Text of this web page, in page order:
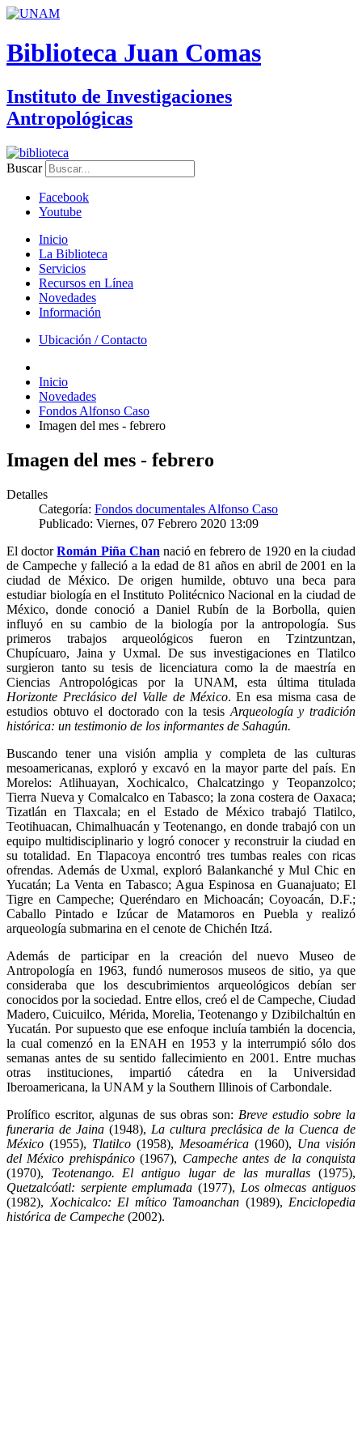
Biblioteca Juan Comas
Instituto de Investigaciones
Antropológicas
Buscar
Facebook
Youtube
Inicio
La Biblioteca
Servicios
Recursos en Línea
Novedades
Información
Ubicación / Contacto
Inicio
Novedades
Fondos Alfonso Caso
Imagen del mes - febrero
Imagen del mes - febrero
Detalles
Categoría: Fondos documentales Alfonso Caso
Publicado: Viernes, 07 Febrero 2020 13:09
El doctor Román Piña Chan nació en febrero de 1920 en la ciudad
de Campeche y falleció a la edad de 81 años en abril de 2001 en la
ciudad de México. De origen humilde, obtuvo una beca para
estudiar biología en el Instituto Politécnico Nacional en la ciudad de
México, donde conoció a Daniel Rubín de la Borbolla, quien
influyó en su cambio de la biología por la antropología. Sus
primeros trabajos arqueológicos fueron en Tzintzuntzan,
Chupícuaro, Jaina y Uxmal. De sus investigaciones en Tlatilco
surgieron tanto su tesis de licenciatura como la de maestría en
Ciencias Antropológicas por la UNAM, esta última titulada
Horizonte Preclásico del Valle de México. En esa misma casa de
estudios obtuvo el doctorado con la tesis Arqueología y tradición
histórica: un testimonio de los informantes de Sahagún.
Buscando tener una visión amplia y completa de las culturas
mesoamericanas, exploró y excavó en la mayor parte del país. En
Morelos: Atlihuayan, Xochicalco, Chalcatzingo y Teopanzolco;
Tierra Nueva y Comalcalco en Tabasco; la zona costera de Oaxaca;
Tizatlán en Tlaxcala; en el Estado de México trabajó Tlatilco,
Teotihuacan, Chimalhuacán y Teotenango, en donde trabajó con un
equipo multidisciplinario y logró conocer y reconstruir la ciudad en
su totalidad. En Tlapacoya encontró tres tumbas reales con ricas
ofrendas. Además de Uxmal, exploró Balankanché y Mul Chic en
Yucatán; La Venta en Tabasco; Agua Espinosa en Guanajuato; El
Tigre en Campeche; Queréndaro en Michoacán; Coyoacán, D.F.;
Caballo Pintado e Izúcar de Matamoros en Puebla y realizó
arqueología submarina en el cenote de Chichén Itzá.
Además de participar en la creación del nuevo Museo de
Antropología en 1963, fundó numerosos museos de sitio, ya que
consideraba que los descubrimientos arqueológicos debían ser
conocidos por la sociedad. Entre ellos, creó el de Campeche, Ciudad
Madero, Cuicuilco, Mérida, Morelia, Teotenango y Dzibilchaltún en
Yucatán. Por supuesto que ese enfoque incluía también la docencia,
la cual comenzó en la ENAH en 1953 y la interrumpió sólo dos
semanas antes de su sentido fallecimiento en 2001. Entre muchas
otras instituciones, impartió cátedra en la Universidad
Iberoamericana, la UNAM y la Southern Illinois of Carbondale.
Prolífico escritor, algunas de sus obras son: Breve estudio sobre la
funeraria de Jaina (1948), La cultura preclásica de la Cuenca de
México (1955), Tlatilco (1958), Mesoamérica (1960), Una visión
del México prehispánico(1967), Campeche antes de la conquista
(1970), Teotenango. El antiguo lugar de las murallas (1975),
Quetzalcóatl: serpiente emplumada (1977), Los olmecas antiguos
(1982), Xochicalco: El mítico Tamoanchan (1989), Enciclopedia
histórica de Campeche (2002).